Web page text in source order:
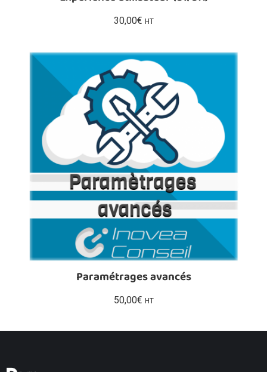
30,00€ HT
Paramétrages avancés
50,00€ HT